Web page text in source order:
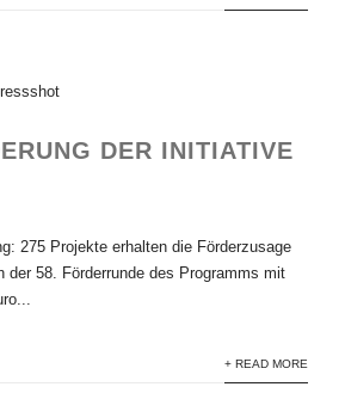
DER INITIATIVE
275 Projekte erhalten die Förderzusage
der 58. Förderrunde des Programms mit
+ READ MORE